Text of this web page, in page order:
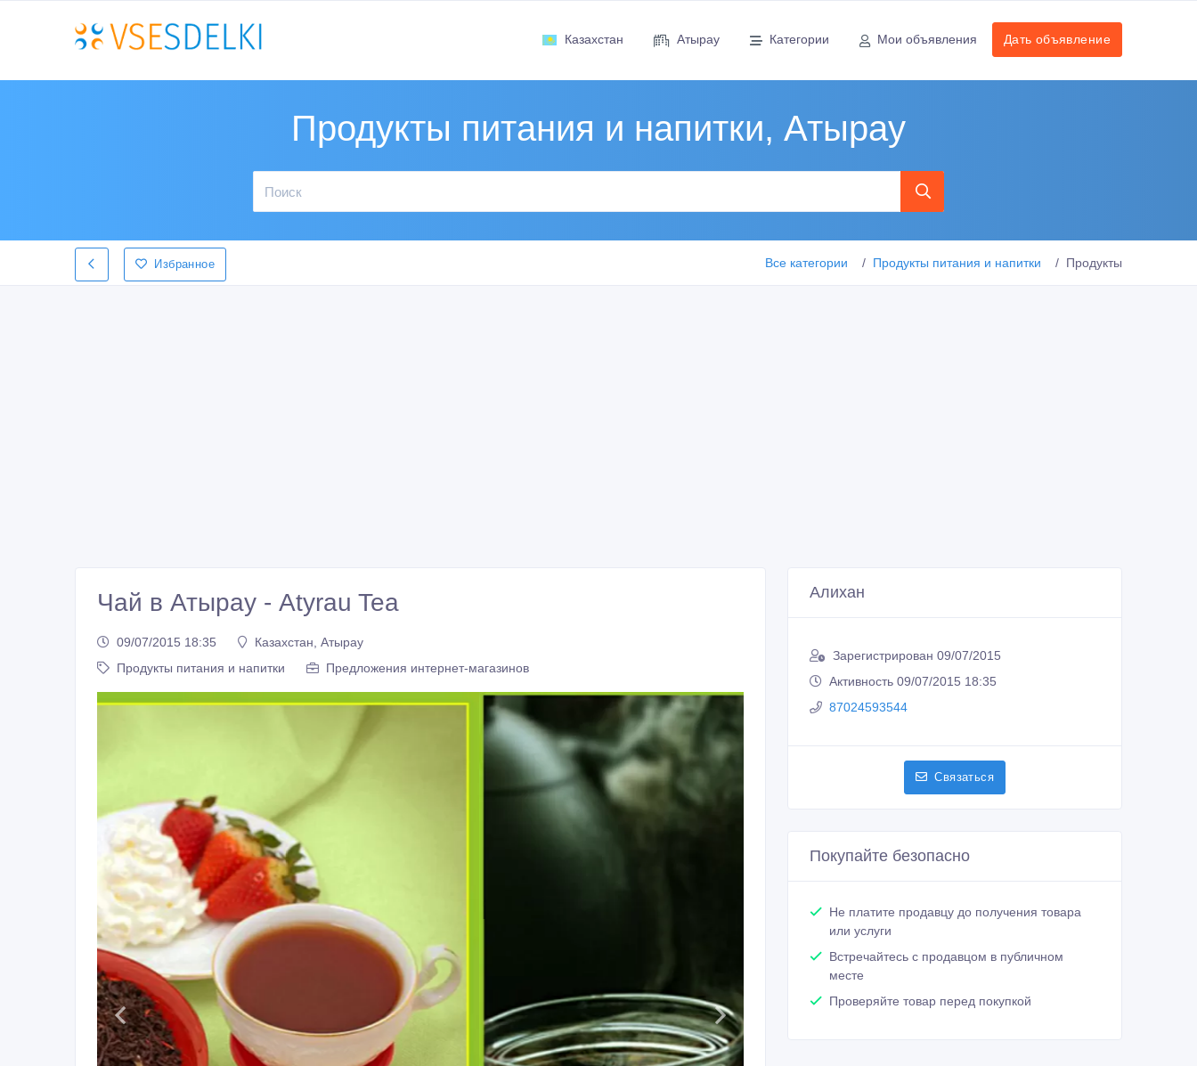
Казахстан Атырау Категории Мои объявления Дать объявление
Продукты питания и напитки, Атырау
Избранное Все категории Продукты питания и напитки Продукты
Чай в Атырау - Atyrau Tea
09/07/2015 18:35
Казахстан, Атырау
Продукты питания и напитки
Предложения интернет-магазинов
Алихан
Зарегистрирован 09/07/2015
Активность 09/07/2015 18:35
87024593544
Связаться
Покупайте безопасно
Не платите продавцу до получения товара
или услуги
Встречайтесь с продавцом в публичном
месте
Проверяйте товар перед покупкой